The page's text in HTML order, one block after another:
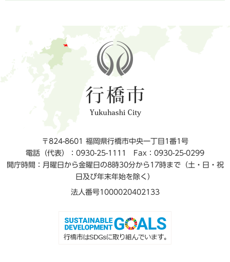
〒824-8601 福岡県行橋市中央一丁目1番1号
電話（代表）：0930-25-1111
Fax：0930-25-0299
開庁時間：月曜日から金曜日の8時30分から17時まで（土・日・祝
日及び年末年始を除く）
法人番号1000020402133